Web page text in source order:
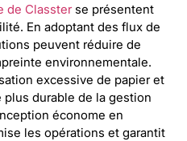
de Classterse présentent
En adoptant des flux de
peuvent réduire de
environnementale.
excessive de papier et
durable de la gestion
économe en
les opérations et garantit